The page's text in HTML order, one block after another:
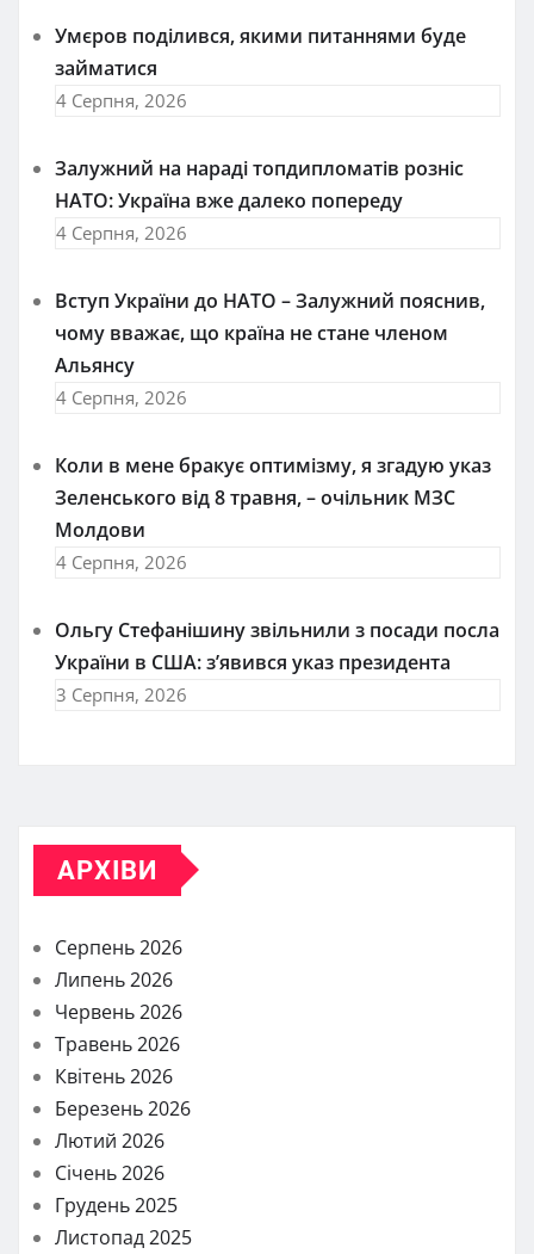
Умєров поділився, якими питаннями буде
займатися
4 Серпня, 2026
Залужний на нараді топдипломатів розніс
НАТО: Україна вже далеко попереду
4 Серпня, 2026
Вступ України до НАТО – Залужний пояснив,
чому вважає, що країна не стане членом
Альянсу
4 Серпня, 2026
Коли в мене бракує оптимізму, я згадую указ
Зеленського від 8 травня, – очільник МЗС
Молдови
4 Серпня, 2026
Ольгу Стефанішину звільнили з посади посла
України в США: з’явився указ президента
3 Серпня, 2026
АРХІВИ
Серпень 2026
Липень 2026
Червень 2026
Травень 2026
Квітень 2026
Березень 2026
Лютий 2026
Січень 2026
Грудень 2025
Листопад 2025